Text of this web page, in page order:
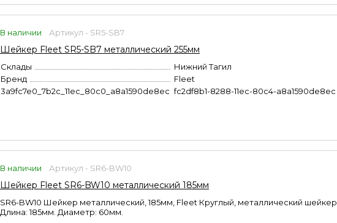
В наличии Артикул - SR5-SB7
Шейкер Fleet SR5-SB7 металлический 255мм
Склады
Нижний Тагил
Бренд
Fleet
3a9fc7e0_7b2c_11ec_80c0_a8a1590de8ec fc2df8b1-8288-11ec-80c4-a8a1590de8ec
В наличии Артикул - SR6-BW10
Шейкер Fleet SR6-BW10 металлический 185мм
SR6-BW10 Шейкер металлический, 185мм, Fleet Круглый, металлический шейкер.
Длина: 185мм. Диаметр: 60мм.